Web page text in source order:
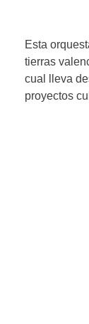
Esta
tierras
cual lleva
proyectos